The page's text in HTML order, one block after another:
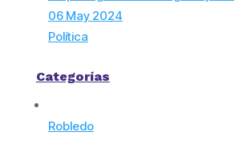
06 May 2024
Política
Categorías
Robledo